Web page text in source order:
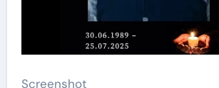
Screenshot